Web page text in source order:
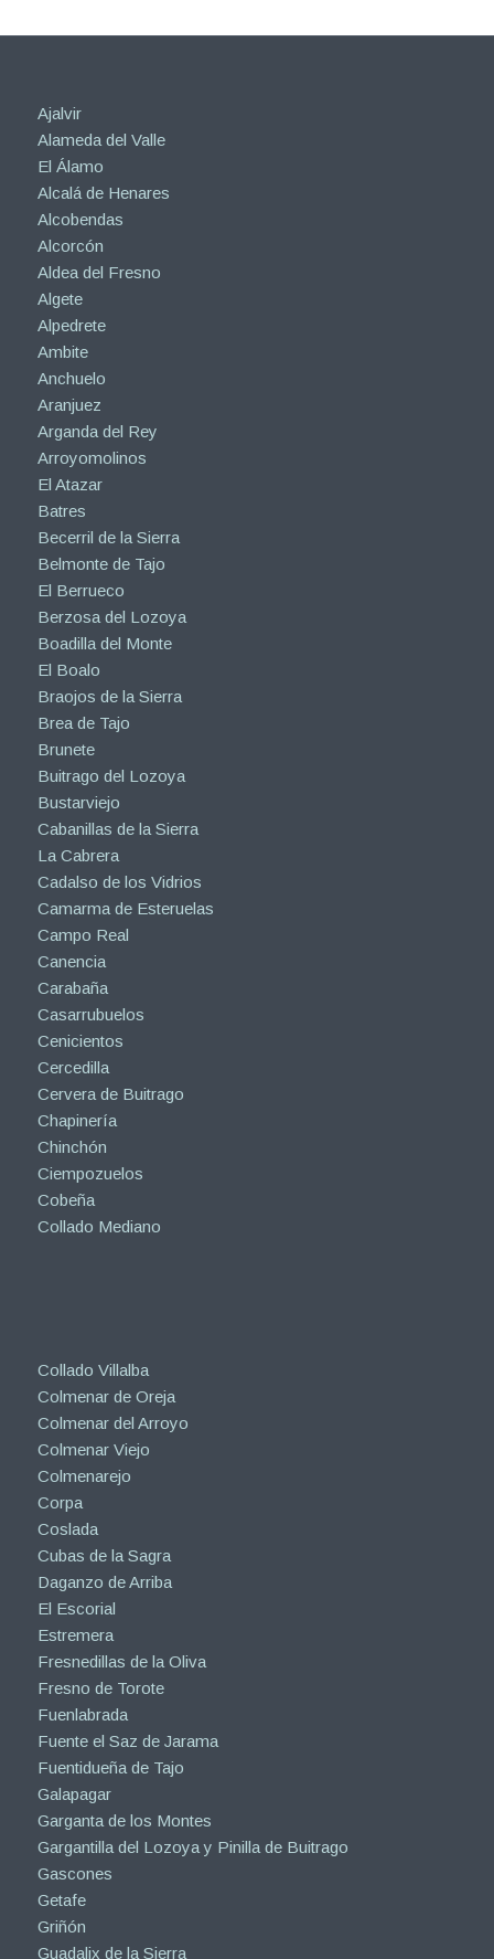
Ajalvir
Alameda del Valle
El Álamo
Alcalá de Henares
Alcobendas
Alcorcón
Aldea del Fresno
Algete
Alpedrete
Ambite
Anchuelo
Aranjuez
Arganda del Rey
Arroyomolinos
El Atazar
Batres
Becerril de la Sierra
Belmonte de Tajo
El Berrueco
Berzosa del Lozoya
Boadilla del Monte
El Boalo
Braojos de la Sierra
Brea de Tajo
Brunete
Buitrago del Lozoya
Bustarviejo
Cabanillas de la Sierra
La Cabrera
Cadalso de los Vidrios
Camarma de Esteruelas
Campo Real
Canencia
Carabaña
Casarrubuelos
Cenicientos
Cercedilla
Cervera de Buitrago
Chapinería
Chinchón
Ciempozuelos
Cobeña
Collado Mediano
Collado Villalba
Colmenar de Oreja
Colmenar del Arroyo
Colmenar Viejo
Colmenarejo
Corpa
Coslada
Cubas de la Sagra
Daganzo de Arriba
El Escorial
Estremera
Fresnedillas de la Oliva
Fresno de Torote
Fuenlabrada
Fuente el Saz de Jarama
Fuentidueña de Tajo
Galapagar
Garganta de los Montes
Gargantilla del Lozoya y Pinilla de Buitrago
Gascones
Getafe
Griñón
Guadalix de la Sierra